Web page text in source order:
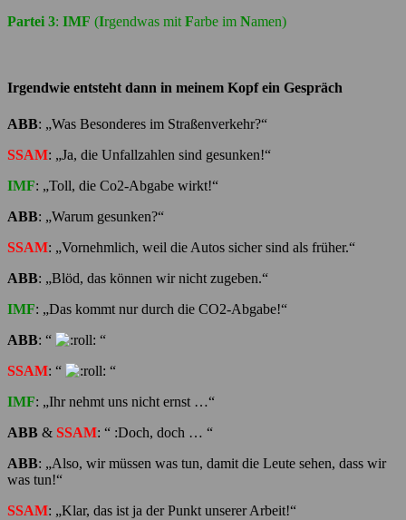
Partei 3: IMF (Irgendwas mit Farbe im Namen)
Irgendwie entsteht dann in meinem Kopf ein Gespräch
ABB: „Was Besonderes im Straßenverkehr?“
SSAM: „Ja, die Unfallzahlen sind gesunken!“
IMF: „Toll, die Co2-Abgabe wirkt!“
ABB: „Warum gesunken?“
SSAM: „Vornehmlich, weil die Autos sicher sind als früher.“
ABB: „Blöd, das können wir nicht zugeben.“
IMF: „Das kommt nur durch die CO2-Abgabe!“
ABB: “
“
SSAM: “
“
IMF: „Ihr nehmt uns nicht ernst …“
ABB & SSAM: “ :Doch, doch … “
ABB: „Also, wir müssen was tun, damit die Leute sehen, dass wir
was tun!“
SSAM: „Klar, das ist ja der Punkt unserer Arbeit!“